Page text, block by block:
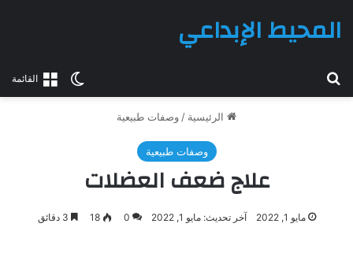
القائمةالوضع
المحيط الإبداعي
الرئيسية / وصفات طبيعية
وصفات طبيعية
علاج ضعف العضلات
مايو 1, 2022 آخر تحديث: مايو 1, 2022 0
18